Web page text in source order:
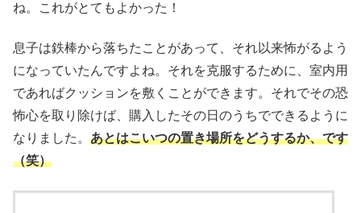
ね。これがとてもよかった！
息子は鉄棒から落ちたことがあって、それ以来怖がるよう
になっていたんですよね。それを克服するために、室内用
であればクッションを敷くことができます。それでその恐
怖心を取り除けば、購入したその日のうちでできるように
なりました。 あとはこいつの置き場所をどうするか、です
（笑）